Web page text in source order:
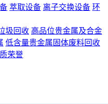
萃取设备 离子交换设备 环
圾回收 高品位贵金属及合金
低含量贵金属固体废料回收
荣誉